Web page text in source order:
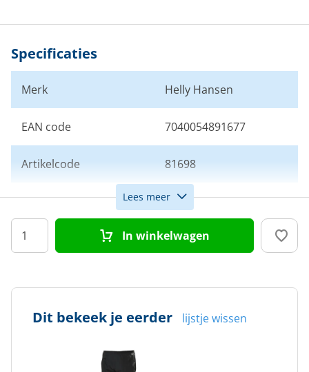
Specificaties
Merk Helly Hansen
EAN code 7040054891677
Artikelcode 81698
Maat S
Kleur Zwart
Lees meer
In winkelwagen
Dit bekeek je eerder lijstje wissen